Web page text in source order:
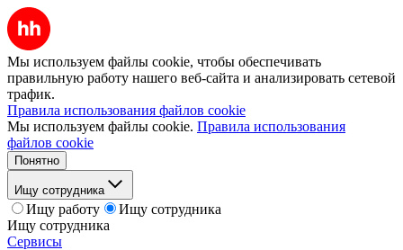
Мы используем файлы cookie, чтобы обеспечивать
правильную работу нашего веб-сайта и анализировать сетевой
трафик.
Правила использования файлов cookie
Мы используем файлы cookie. Правила использования
файлов cookie
Понятно
Ищу сотрудника
Ищу работу
Ищу сотрудника
Ищу сотрудника
Сервисы